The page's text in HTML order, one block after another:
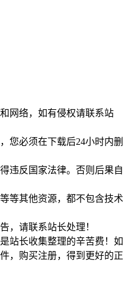
网络，如有侵权请联系站
您必须在下载后24小时内删
违反国家法律。否则后果自
等其他资源，都不包含技术
，请联系站长处理！
站长收集整理的辛苦费！如
，购买注册，得到更好的正